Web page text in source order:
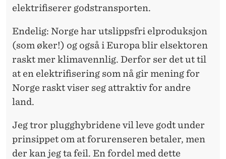
elektrifiserer godstransporten.
Endelig: Norge har utslippsfri elproduksjon
(som øker!) og også i Europa blir elsektoren
raskt mer klimavennlig. Derfor ser det ut til
at en elektrifisering som nå gir mening for
Norge raskt viser seg attraktiv for andre
land.
Jeg tror plugghybridene vil leve godt under
prinsippet om at forurenseren betaler, men
der kan jeg ta feil. En fordel med dette